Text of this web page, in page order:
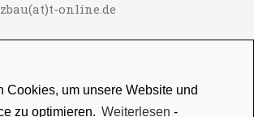
Cookies, um unsere Website und
zu optimieren. Weiterlesen -
online.de
Datenschutz